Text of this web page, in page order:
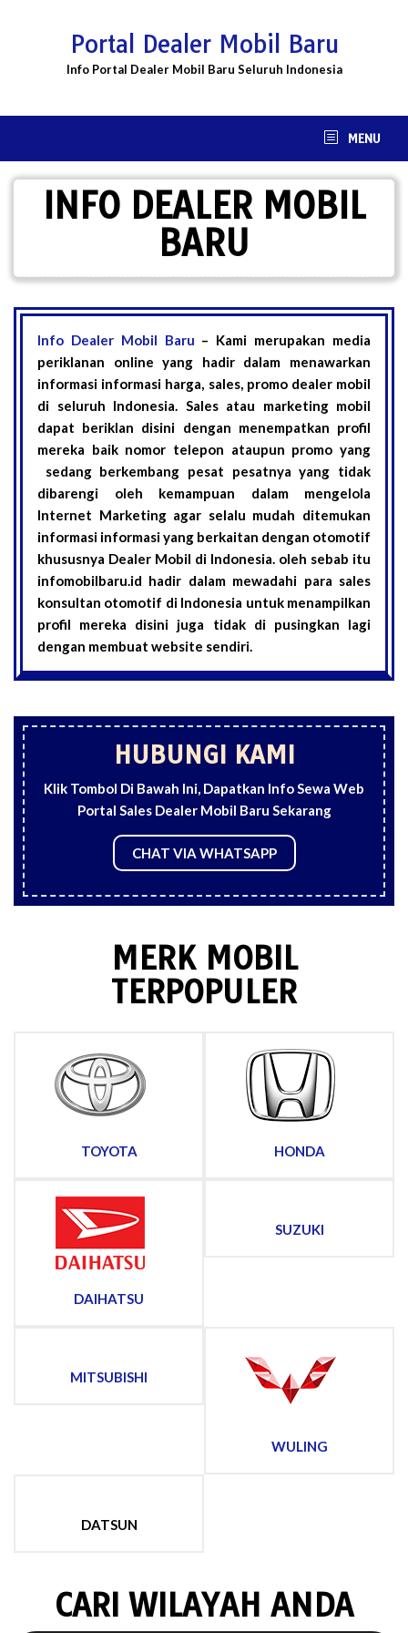
Portal Dealer Mobil Baru
Info Portal Dealer Mobil Baru Seluruh Indonesia
MENU
INFO DEALER MOBIL
BARU
Info Dealer Mobil Baru – Kami merupakan media
periklanan online yang hadir dalam menawarkan
informasi informasi harga, sales, promo dealer mobil
di seluruh Indonesia. Sales atau marketing mobil
dapat beriklan disini dengan menempatkan profil
mereka baik nomor telepon ataupun promo yang
sedang berkembang pesat pesatnya yang tidak
dibarengi oleh kemampuan dalam mengelola
Internet Marketing agar selalu mudah ditemukan
informasi informasi yang berkaitan dengan otomotif
khususnya Dealer Mobil di Indonesia. oleh sebab itu
infomobilbaru.id hadir dalam mewadahi para sales
konsultan otomotif di Indonesia untuk menampilkan
profil mereka disini juga tidak di pusingkan lagi
dengan membuat website sendiri.
HUBUNGI KAMI
Klik Tombol Di Bawah Ini, Dapatkan Info Sewa Web
Portal Sales Dealer Mobil Baru Sekarang
CHAT VIA WHATSAPP
MERK MOBIL
TERPOPULER
TOYOTA HONDA
DAIHATSU
SUZUKI
MITSUBISHI
WULING
DATSUN
CARI WILAYAH ANDA